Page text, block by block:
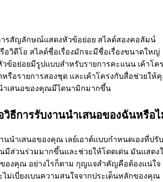
ารสัญลักษณ์แสดงหัวข้อย่อย สไลด์สองคอลัมน์
วิดีโอ สไลด์ชื่อเรื่องมักจะมีชื่อเรื่องขนาดใหญ่
อย่อยมีรูปแบบสําหรับรายการคะแนน เค้าโค
รือรายการสองชุด และเค้าโครงกับสื่อช่วยให้
าเสนอของคุณมีไดนามิกมากขึ้น
ธีการรับงานนําเสนอของฉันหรือ
นนําเสนอของคุณ เลย์เอาต์แบบกําหนดเองที่ปรับ
ส่วนร่วมมากขึ้นและช่วยให้โดดเด่น มันแสดง
องคุณ อย่างไรก็ตาม กุญแจสําคัญคือต้องแน่ใจ
ม่เบี่ยงเบนความสนใจจากประเด็นหลักของคุณ